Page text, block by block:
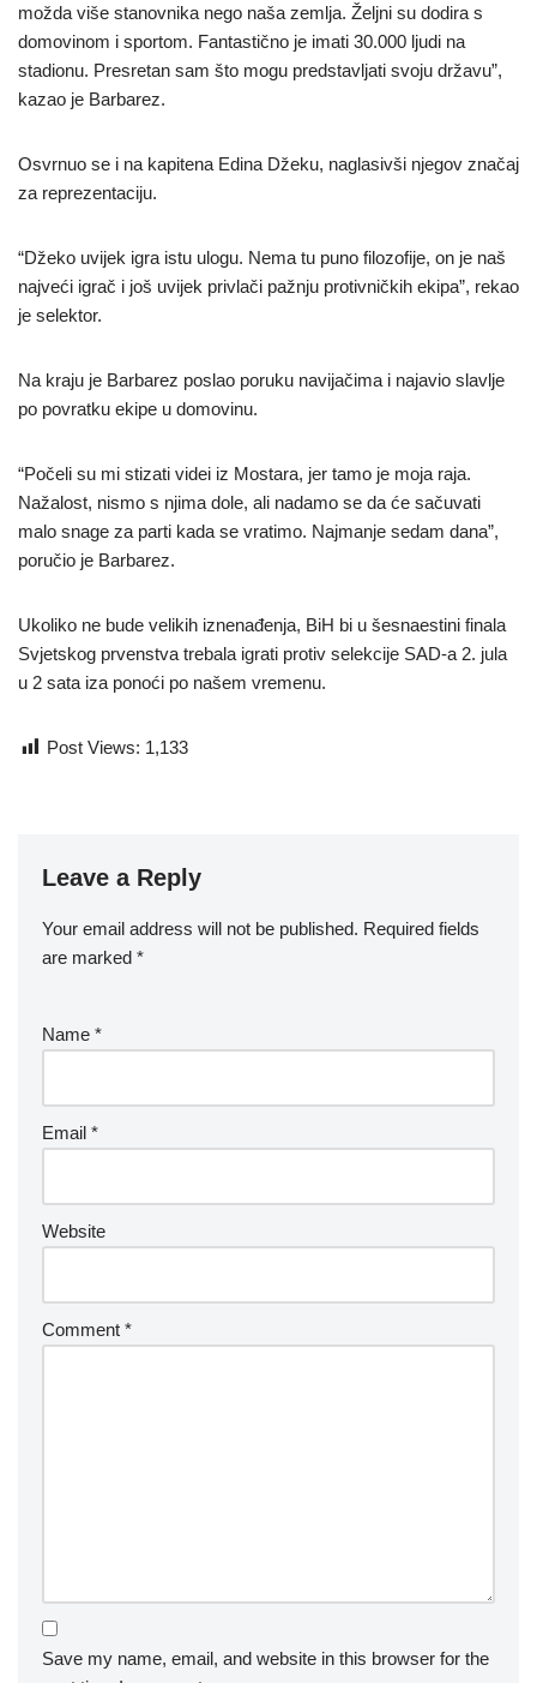
možda više stanovnika nego naša zemlja. Željni su dodira s
domovinom i sportom. Fantastično je imati 30.000 ljudi na
stadionu. Presretan sam što mogu predstavljati svoju državu”,
kazao je Barbarez.
Osvrnuo se i na kapitena Edina Džeku, naglasivši njegov značaj
za reprezentaciju.
“Džeko uvijek igra istu ulogu. Nema tu puno filozofije, on je naš
najveći igrač i još uvijek privlači pažnju protivničkih ekipa”, rekao
je selektor.
Na kraju je Barbarez poslao poruku navijačima i najavio slavlje
po povratku ekipe u domovinu.
“Počeli su mi stizati videi iz Mostara, jer tamo je moja raja.
Nažalost, nismo s njima dole, ali nadamo se da će sačuvati
malo snage za parti kada se vratimo. Najmanje sedam dana”,
poručio je Barbarez.
Ukoliko ne bude velikih iznenađenja, BiH bi u šesnaestini finala
Svjetskog prvenstva trebala igrati protiv selekcije SAD-a 2. jula
u 2 sata iza ponoći po našem vremenu.
Post Views: 1,133
Leave a Reply
Your email address will not be published. Required fields
are marked *
Name *
Email *
Website
Comment *
Save my name, email, and website in this browser for the